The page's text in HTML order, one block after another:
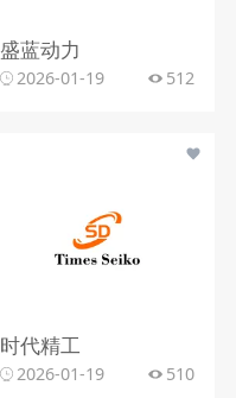
盛蓝动力
2026-01-19 512
时代精工
2026-01-19 510